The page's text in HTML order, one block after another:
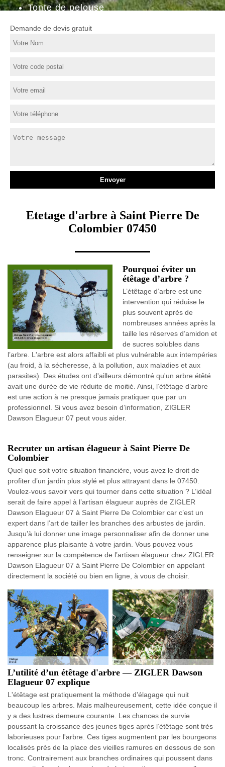
Tonte de pelouse
Demande de devis gratuit
Etetage d'arbre à Saint Pierre De
Colombier 07450
Pourquoi éviter un
étêtage d’arbre ?
L’étêtage d’arbre est une
intervention qui réduise le
plus souvent après de
nombreuses années après la
taille les réserves d’amidon et
de sucres solubles dans
l’arbre. L'arbre est alors affaibli et plus vulnérable aux intempéries
(au froid, à la sécheresse, à la pollution, aux maladies et aux
parasites). Des études ont d'ailleurs démontré qu'un arbre étêté
avait une durée de vie réduite de moitié. Ainsi, l’étêtage d’arbre
est une action à ne presque jamais pratiquer que par un
professionnel. Si vous avez besoin d’information, ZIGLER
Dawson Elagueur 07 peut vous aider.
Recruter un artisan élagueur à Saint Pierre De
Colombier
Quel que soit votre situation financière, vous avez le droit de
profiter d’un jardin plus stylé et plus attrayant dans le 07450.
Voulez-vous savoir vers qui tourner dans cette situation ? L’idéal
serait de faire appel à l’artisan élagueur auprès de ZIGLER
Dawson Elagueur 07 à Saint Pierre De Colombier car c’est un
expert dans l’art de tailler les branches des arbustes de jardin.
Jusqu’à lui donner une image personnaliser afin de donner une
apparence plus plaisante à votre jardin. Vous pouvez vous
renseigner sur la compétence de l’artisan élagueur chez ZIGLER
Dawson Elagueur 07 à Saint Pierre De Colombier en appelant
directement la société ou bien en ligne, à vous de choisir.
L’utilité d’un étêtage d'arbre — ZIGLER Dawson
Elagueur 07 explique
L'étêtage est pratiquement la méthode d'élagage qui nuit
beaucoup les arbres. Mais malheureusement, cette idée conçue il
y a des lustres demeure courante. Les chances de survie
poussant la croissance des jeunes tiges après l’étêtage sont très
laborieuses pour l'arbre. Ces tiges augmentent par les bourgeons
localisés près de la place des vieilles ramures en dessous de son
tronc. Contrairement aux branches ordinaires qui poussent dans